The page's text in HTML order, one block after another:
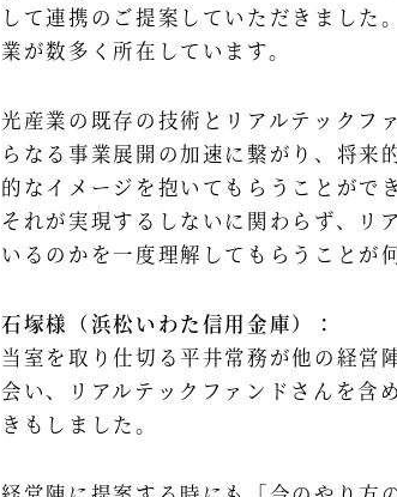
して連携のご提案していただきました
業が数多く所在しています。
光産業の既存の技術とリアルテックフ
らなる事業展開の加速に繋がり、将来
的なイメージを抱いてもらうことがで
それが実現するしないに関わらず、リ
いるのかを一度理解してもらうことが
石塚様（浜松いわた信用金庫）：
当室を取り仕切る平井常務が他の経営
会い、リアルテックファンドさんを含
きもしました。 ​